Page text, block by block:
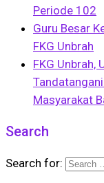
Periode 102
Guru Besar
FKG Unbrah
FKG Unbrah,
Masyarakat
Search
Search for: